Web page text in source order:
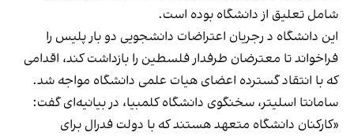
شامل تعلیق از دانشگاه بوده است.
این دانشگاه د رجریان اعتراضات دانشجویی دو بار پلیس را
فراخواند تا معترضان طرفدار فلسطین را بازداشت کند، اقدامی
که با انتقاد گسترده اعضای هیات علمی دانشگاه مواجه شد.
سامانتا اسلیتر، سخنگوی دانشگاه کلمبیا، در بیانیه‌ای گفت:
«کارکنان دانشگاه متعهد هستند که با دولت فدرال برای